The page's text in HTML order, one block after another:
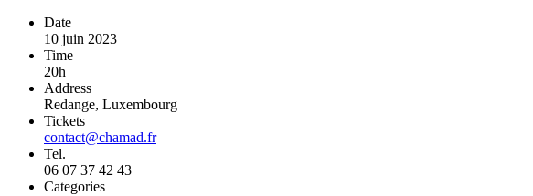
Date
10 juin 2023
Time
20h
Address
Redange, Luxembourg
Tickets
contact@chamad.fr
Tel.
06 07 37 42 43
Categories